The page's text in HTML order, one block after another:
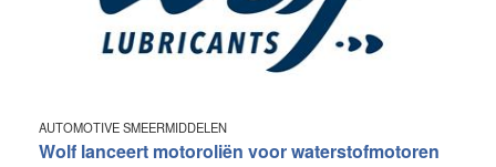
AUTOMOTIVE SMEERMIDDELEN
Wolf lanceert motoroliën voor waterstofmotoren